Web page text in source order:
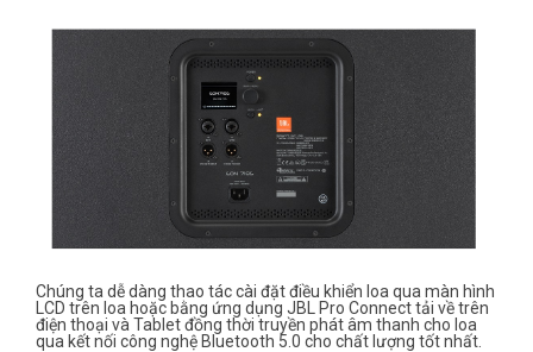
Chúng ta dễ dàng thao tác cài đặt điều khiển loa qua màn hình
LCD trên loa hoặc bằng ứng dụng JBL Pro Connect tải về trên
điện thoại và Tablet đồng thời truyền phát âm thanh cho loa
qua kết nối công nghệ Bluetooth 5.0 cho chất lượng tốt nhất.